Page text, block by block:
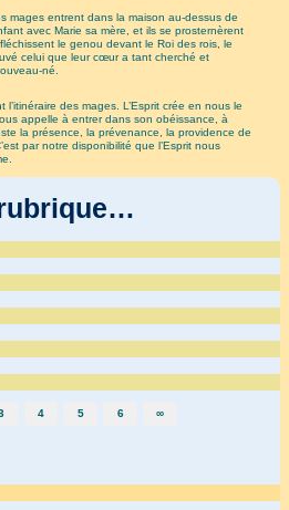
mages entrent dans la maison au-dessus de
avec Marie sa mère, et ils se prosternèrent
le genou devant le Roi des rois, le
celui que leur cœur a tant cherché et
né.
des mages. L’Esprit crée en nous le
appelle à entrer dans son obéissance, à
la présence, la prévenance, la providence de
par notre disponibilité que l’Esprit nous
4 5 6 ∞